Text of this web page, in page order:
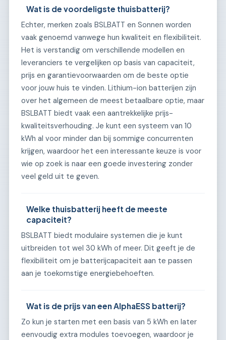
Wat is de voordeligste thuisbatterij?
Echter, merken zoals BSLBATT en Sonnen worden
vaak genoemd vanwege hun kwaliteit en flexibiliteit.
Het is verstandig om verschillende modellen en
leveranciers te vergelijken op basis van capaciteit,
prijs en garantievoorwaarden om de beste optie
voor jouw huis te vinden. Lithium-ion batterijen zijn
over het algemeen de meest betaalbare optie, maar
BSLBATT biedt vaak een aantrekkelijke prijs-
kwaliteitsverhouding. Je kunt een systeem van 10
kWh al voor minder dan bij sommige concurrenten
krijgen, waardoor het een interessante keuze is voor
wie op zoek is naar een goede investering zonder
veel geld uit te geven.
Welke thuisbatterij heeft de meeste
capaciteit?
BSLBATT biedt modulaire systemen die je kunt
uitbreiden tot wel 30 kWh of meer. Dit geeft je de
flexibiliteit om je batterijcapaciteit aan te passen
aan je toekomstige energiebehoeften.
Wat is de prijs van een AlphaESS batterij?
Zo kun je starten met een basis van 5 kWh en later
eenvoudig extra modules toevoegen, waardoor je